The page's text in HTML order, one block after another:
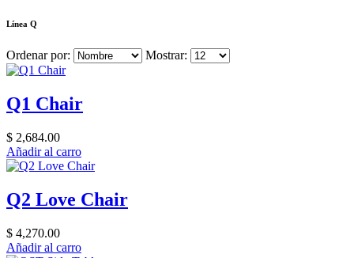
Línea Q
Ordenar por: Mostrar:
Q1 Chair
$ 2,684.00
Añadir al carro
Q2 Love Chair
$ 4,270.00
Añadir al carro